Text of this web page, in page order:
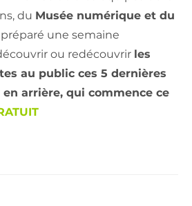
du Musée numérique et du
une semaine
ou redécouvrir les
au public ces 5 dernières
arrière, qui commence ce